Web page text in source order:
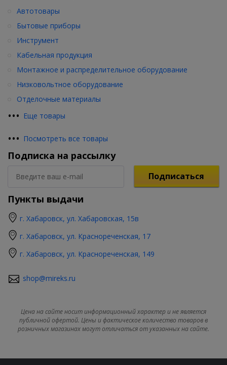
••• Еще товары
Автотовары
Бытовые приборы
Инструмент
Кабельная продукция
Монтажное и распределительное оборудование
Низковольтное оборудование
Отделочные материалы
••• Посмотреть все товары
Подписка на рассылку
Подписаться
Пункты выдачи
г. Хабаровск, ул. Хабаровская, 15в
г. Хабаровск, ул. Краснореченская, 17
г. Хабаровск, ул. Краснореченская, 149
shop@mireks.ru
Цена на сайте носит информационный характер и не является
публичной офертой. Цены и фактическое количество товаров в
розничных магазинах могут отличаться от указанных на сайте.